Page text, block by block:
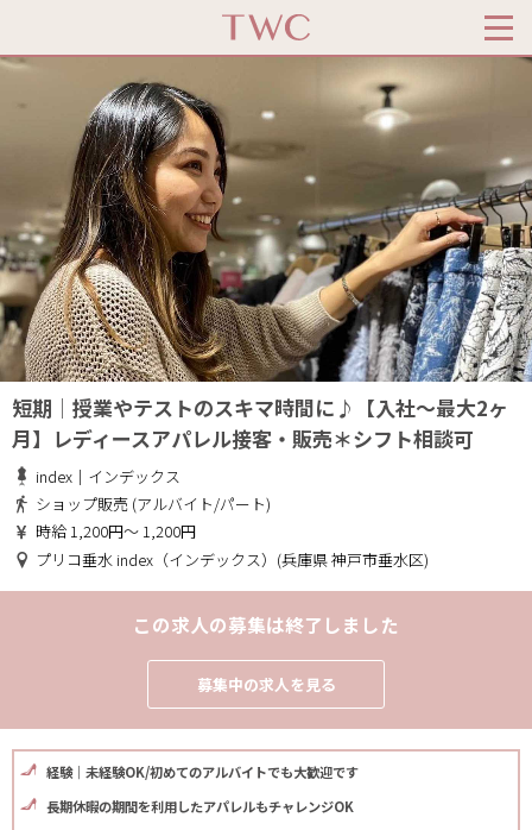
短期│授業やテストのスキマ時間に♪【入社～最大2ヶ
月】レディースアパレル接客・販売＊シフト相談可
index｜インデックス
ショップ販売 (アルバイト/パート)
時給 1,200円～ 1,200円
プリコ垂水 index（インデックス）(兵庫県 神戸市垂水区)
この求人の募集は終了しました
募集中の求人を見る
経験｜未経験OK/初めてのアルバイトでも大歓迎です
長期休暇の期間を利用したアパレルもチャレンジOK